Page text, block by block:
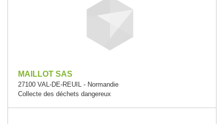
MAILLOT SAS
27100 VAL-DE-REUIL - Normandie
Collecte des déchets dangereux